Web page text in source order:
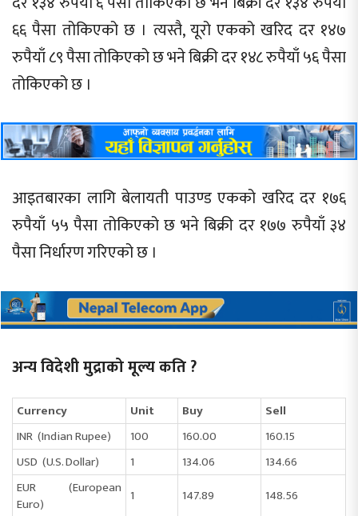
६६ पैसा तोकिएको छ । त्यस्तै, यूरो एकको खरिद दर १४७
रुपैयाँ ८९ पैसा तोकिएको छ भने बिक्री दर १४८ रुपैयाँ ५६ पैसा
तोकिएको छ ।
आइतबारका लागि बेलायती पाउण्ड एकको खरिद दर १७६
रुपैयाँ ५५ पैसा तोकिएको छ भने बिक्री दर १७७ रुपैयाँ ३४
पैसा निर्धारण गरिएको छ ।
अन्य विदेशी मुद्राको मूल्य कति ?
Currency Unit Buy
Sell
INR (Indian Rupee)
100 160.00
160.15
USD (U.S. Dollar)
1 134.06
134.66
EUR (European
Euro)
1 147.89
148.56